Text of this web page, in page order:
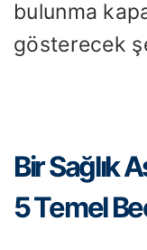
bulunma
gösterecek
Bir Sağlık
5 Temel